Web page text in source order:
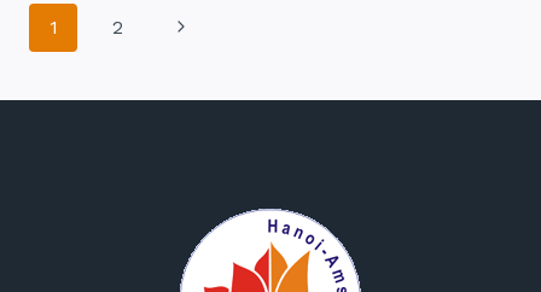
HOST
Page
navigation
1 2
Next